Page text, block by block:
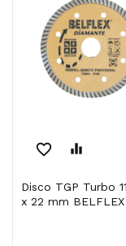
favorite_border equalizer
Disco TGP Turbo 115 x 7
x 22 mm BELFLEX